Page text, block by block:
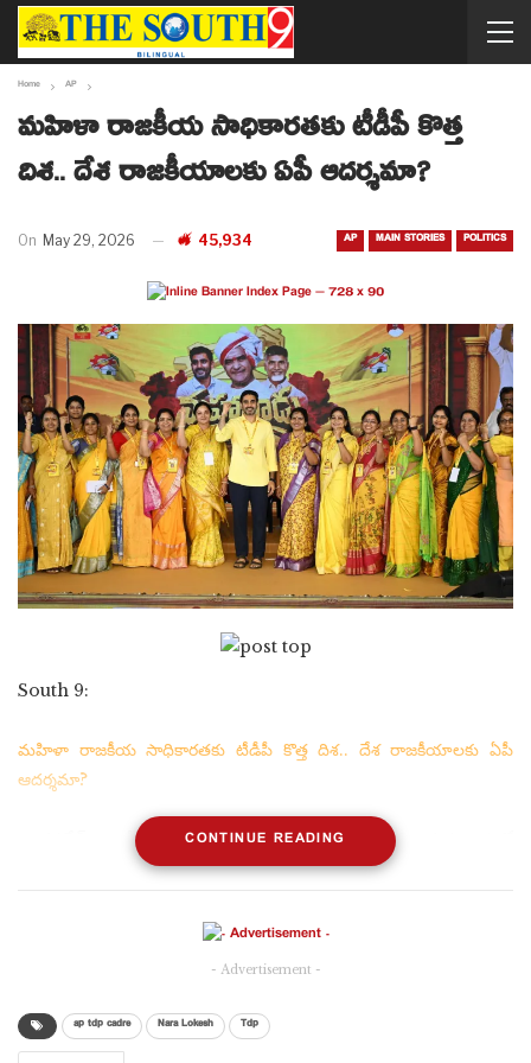
Home AP
మహిళా రాజకీయ సాధికారతకు టీడీపీ కొత్త
దిశ.. దేశ రాజకీయాలకు ఏపీ ఆదర్శమా?
AP MAIN STORIES POLITICS
On May 29, 2026 45,934
South 9:
మహిళా రాజకీయ సాధికారతకు టీడీపీ కొత్త దిశ.. దేశ రాజకీయాలకు ఏపీ
ఆదర్శమా?
ఆంధ్రప్రదేశ్ రాజకీయాల్లో మరో కీలక చర్చకు తెరలేచింది. మహానాడులో
తెలుగుదేశం పార్టీ మహిళలకు 33 శాతం ప్రాతినిధ్యం కల్పించే దిశగా సంకేతాలు
ఆసక్తికర చర్చకు దారితీస్తోంది. ఈ నిర్ణయం నిజంగా అమల్లోకి వస్తే, మహిళా
ప్రస్తుతం ఆంధ్రప్రదేశ్ అసెంబ్లీలో మొత్తం 175 స్థానాలు ఉన్నాయి. వీటిలో 33
CONTINUE READING
- Advertisement -
ap tdp cadre Nara Lokesh Tdp